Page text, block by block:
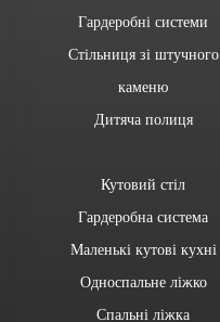
Гардеробні системи
Стільниця зі штучного
каменю
Дитяча полиця
Кутовий стіл
Гардеробна система
Маленькі кутові кухні
Односпальне ліжко
Спальні ліжка